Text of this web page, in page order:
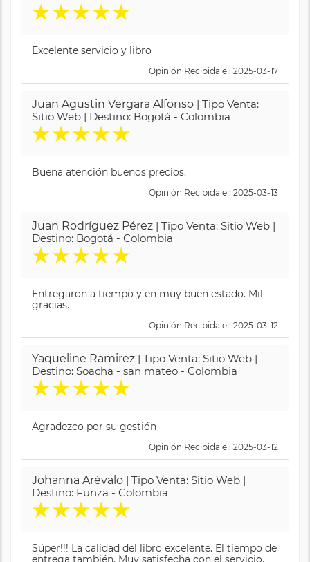
★★★★★
Excelente servicio y libro
Opinión Recibida el: 2025-03-17
Juan Agustin Vergara Alfonso | Tipo Venta:
Sitio Web | Destino: Bogotá - Colombia
★★★★★
Buena atención buenos precios.
Opinión Recibida el: 2025-03-13
Juan Rodríguez Pérez | Tipo Venta: Sitio Web |
Destino: Bogotá - Colombia
★★★★★
Entregaron a tiempo y en muy buen estado. Mil
gracias.
Opinión Recibida el: 2025-03-12
Yaqueline Ramirez | Tipo Venta: Sitio Web |
Destino: Soacha - san mateo - Colombia
★★★★★
Agradezco por su gestión
Opinión Recibida el: 2025-03-12
Johanna Arévalo | Tipo Venta: Sitio Web |
Destino: Funza - Colombia
★★★★★
Súper!!! La calidad del libro excelente. El tiempo de
entrega también. Muy satisfecha con el servicio.